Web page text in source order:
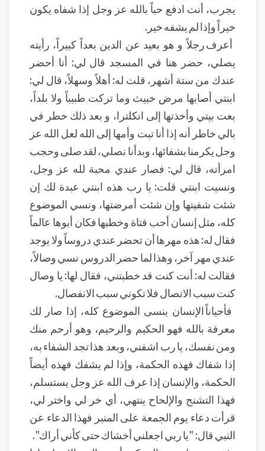
يجرب، أنت ادفع حباً بالله عز وجل إذا شفاه يكون
خيراً وإذا لم يشفه خير.
أعرف رجلاً و هو بعيد عن الدين بعداً كبيراً، رأيته
يصلي، حضر هنا في المسجد قال لي: أنا أحضر
عندك من ستة أشهر، قلت له: أهلاً وسهلاً، قال لي:
ابنتي أصابها مرض خبيث وما تركت طبيباً ولا بلداً،
بعت بيتي وأخذتها إلى انكلترا، و بعد ذلك خطر في
بالي خاطر أنه إذا أنا تبت وأمها إلى الله لعل الله عز
وجل يكرمنا بشفائها، وبدأنا نصلي، لقد صلى وحجب
امرأته، قال لي: فصار عندي محبة لله عز وجل،
ونسيت ابنتي قلت: يا رب هذه ابنتي عبدة لك إن
شئت شفيتها وإن شئت أمرضتها، ونسي الموضوع
كله، مثل إنسان أحب فتاة وخطبها فكان أبوها عالماً
فقال له: هذه مهرها أن تحضر عندي دروساً ولا يوجد
عندي مهر آخر، وهذا لما حضر الدروس نسي وصالاً،
فقالت له: أنت كنت قد خطبتني، فقال لها: يا وصال
كنت سبب الاتصال فلا تكوني سبب الانفصال.
فأحياناً الإنسان ينسى الموضوع كله، إذا صار لك
معرفة بالله فهو الحكيم والرحيم، وهو أرحم منك
ومن نفسك، يا رب اشفني، وبعد هذا تجد الشفاء به،
إذا شفاك فهذه الحكمة، وإذا لم يشفك فهذه أيضاً
الحكمة، والإنسان إذا عرف الله عز وجل يستسلم،
فهذا التشنج والإلحاح ينتهي، أي خر لي واختر لي،
قرأت دعاء يوم الجمعة على المنبر فهذا الدعاء عن
النبي قال: "يا ربي اجعلني أخشاك حتى كأني أراك".